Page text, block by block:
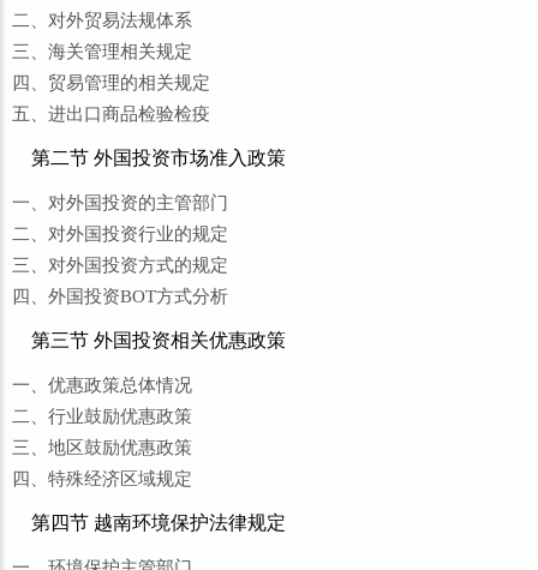
二、对外贸易法规体系
三、海关管理相关规定
四、贸易管理的相关规定
五、进出口商品检验检疫
第二节 外国投资市场准入政策
一、对外国投资的主管部门
二、对外国投资行业的规定
三、对外国投资方式的规定
四、外国投资BOT方式分析
第三节 外国投资相关优惠政策
一、优惠政策总体情况
二、行业鼓励优惠政策
三、地区鼓励优惠政策
四、特殊经济区域规定
第四节 越南环境保护法律规定